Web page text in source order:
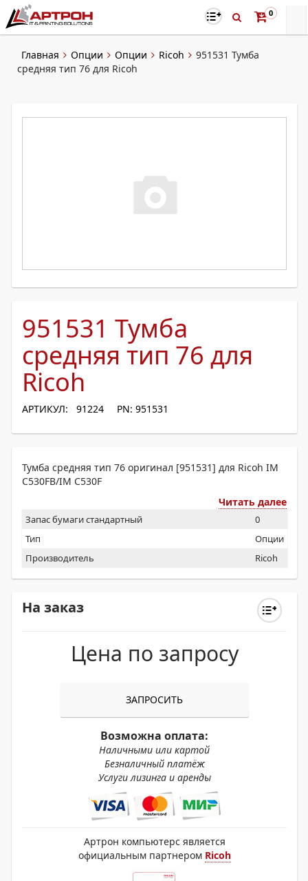
0
Главная Опции Опции Ricoh
951531 Тумба
средняя тип 76 для Ricoh
951531 Тумба
средняя тип 76 для
Ricoh
АРТИКУЛ: 91224 PN: 951531
Тумба средняя тип 76 оригинал [951531] для Ricoh IM
C530FB/IM C530F
Читать далее
Запас бумаги стандартный
0
Тип
Опции
Производитель
Ricoh
На заказ
Цена по запросу
ЗАПРОСИТЬ
Возможна оплата:
Наличными или картой
Безналичный платёж
Услуги лизинга и аренды
Артрон компьютерс является
официальным партнером Ricoh